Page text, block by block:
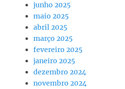
junho 2025
maio 2025
abril 2025
março 2025
fevereiro 2025
janeiro 2025
dezembro 2024
novembro 2024